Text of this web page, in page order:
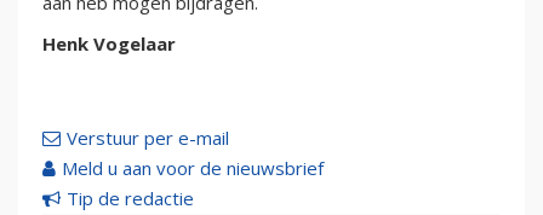
Henk Vogelaar
Verstuur per e-mail
Meld u aan voor de nieuwsbrief
Tip de redactie